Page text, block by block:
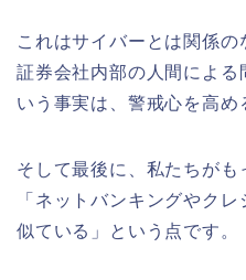
これはサイバーとは関係の
証券会社内部の人間による
いう事実は、警戒心を高め
そして最後に、私たちが
「ネットバンキングやク
似ている」という点です。